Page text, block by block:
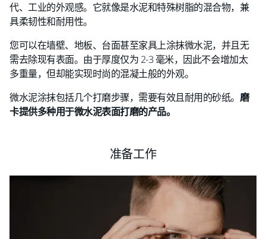
代、工业的外观感。它就像是水泥和特殊树脂的混合物，兼
具柔韧性和耐用性。
您可以在墙壁、地板、台面甚至家具上涂抹微水泥，并且无
需去除现有表面。由于厚度仅为 2-3 毫米，因此不会增加太
多重量，但却能实现时尚的混凝土般的外观。
微水泥涂抹包括几个打磨步骤，需要有效且耐用的砂纸。 磨
卡提供多种用于微水泥表面打磨的产品。
准备工作